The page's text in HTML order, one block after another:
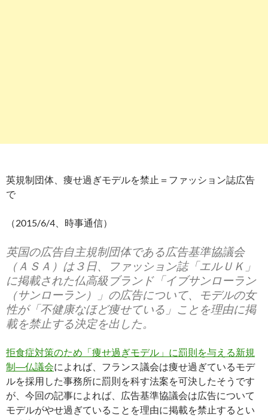
英規制団体、痩せ過ぎモデルを禁止＝ファッション誌広告
で
（2015/6/4、時事通信）
英国の広告自主規制団体である広告基準協議会
（ＡＳＡ）は３日、ファッション誌「エルＵＫ」
に掲載された仏高級ブランド「イブサンローラン
（サンローラン）」の広告について、モデルの女
性が「不健康なほど痩せている」ことを理由に掲
載を禁止する決定を出した。
拒食症対策のため「痩せ過ぎモデル」に罰則を与える新規
制―仏議会によれば、フランス議会は痩せ過ぎているモデ
ルを採用した事務所に罰則を科す法案を可決したそうです
が、今回の記事によれば、広告基準協議会は広告について
モデルがやせ過ぎていることを理由に掲載を禁止するとい